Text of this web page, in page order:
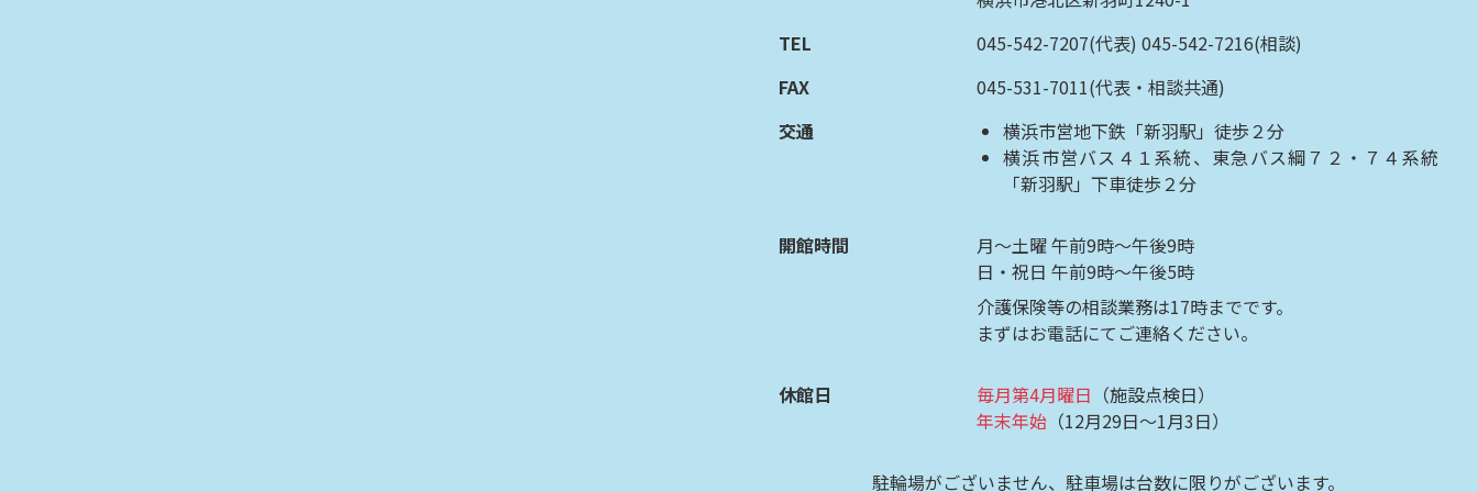
TEL
045-542-7207(代表) 045-542-7216(相談)
FAX
045-531-7011(代表・相談共通)
交通
横浜市営地下鉄「新羽駅」徒歩２分
横浜市営バス４１系統、東急バス綱７２・７４系統
「新羽駅」下車徒歩２分
開館時間
月～土曜 午前9時～午後9時
日・祝日 午前9時～午後5時
介護保険等の相談業務は17時までです。
まずはお電話にてご連絡ください。
休館日 毎月第4月曜日 （施設点検日）
年末年始 （12月29日～1月3日）
駐輪場がございません、駐車場は台数に限りがございます。